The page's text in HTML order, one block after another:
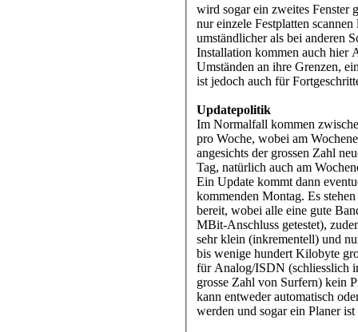
wird sogar ein zweites Fenster
nur einzele Festplatten scannen
umständlicher als bei anderen
Installation kommen auch hier
Umständen an ihre Grenzen,
ist jedoch auch für
Updatepolitik
Im Normalfall kommen
pro Woche, wobei am
angesichts der grossen Zahl
Tag, natürlich auch am
Ein Update kommt dann
kommenden Montag. Es
bereit, wobei alle eine gute
MBit-Anschluss getestet),
sehr klein (inkrementell) und
bis wenige hundert Kilobyte
für Analog/ISDN (schliesslich
grosse Zahl von Surfern) kein
kann entweder automatisch
werden und sogar ein Planer